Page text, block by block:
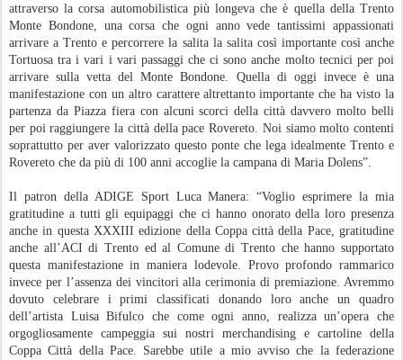
attraverso la corsa automobilistica più longeva che è quella della Trento
Monte Bondone, una corsa che ogni anno vede tantissimi appassionati
arrivare a Trento e percorrere la salita la salita così importante così anche
Tortuosa tra i vari i vari passaggi che ci sono anche molto tecnici per poi
arrivare sulla vetta del Monte Bondone. Quella di oggi invece è una
manifestazione con un altro carattere altrettanto importante che ha visto la
partenza da Piazza fiera con alcuni scorci della città davvero molto belli
per poi raggiungere la città della pace Rovereto. Noi siamo molto contenti
soprattutto per aver valorizzato questo ponte che lega idealmente Trento e
Rovereto che da più di 100 anni accoglie la campana di Maria Dolens”.
Il patron della ADIGE Sport Luca Manera: “Voglio esprimere la mia
gratitudine a tutti gli equipaggi che ci hanno onorato della loro presenza
anche in questa XXXIII edizione della Coppa città della Pace, gratitudine
anche all’ACI di Trento ed al Comune di Trento che hanno supportato
questa manifestazione in maniera lodevole. Provo profondo rammarico
invece per l’assenza dei vincitori alla cerimonia di premiazione. Avremmo
dovuto celebrare i primi classificati donando loro anche un quadro
dell’artista Luisa Bifulco che come ogni anno, realizza un’opera che
orgogliosamente campeggia sui nostri merchandising e cartoline della
Coppa Città della Pace. Sarebbe utile a mio avviso che la federazione